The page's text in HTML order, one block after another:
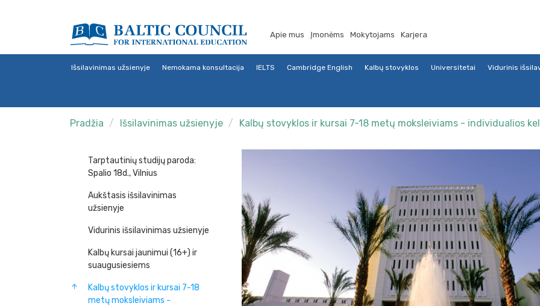
Apie mus Įmonėms Mokytojams Karjera
Išsilavinimas užsienyje Nemokama konsultacija IELTS Cambridge English Kalbų stovyklos Universitetai Vidurinis
Pradžia Išsilavinimas užsienyje Kalbų stovyklos ir kursai 7-18 metų moksleiviams - individualios
Tarptautinių studijų paroda:
Spalio 18d., Vilnius
Aukštasis išsilavinimas
užsienyje
Vidurinis išsilavinimas užsienyje
Kalbų kursai jaunimui (16+) ir
suaugusiesiems
Kalbų stovyklos ir kursai 7-18
metų moksleiviams -